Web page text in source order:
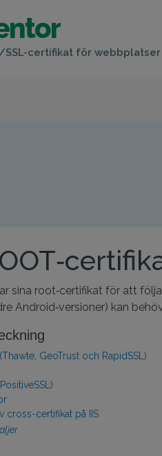
SSL-certifikat för
sina root‑certifikat för att
Android‑versioner) kan
GeoTrust och RapidSSL)
cross-certifikat på IIS